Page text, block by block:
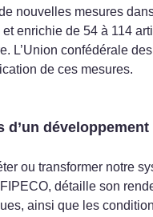
nouvelles mesures
enrichie de 54 à 114
L’Union confédérale
de ces mesures.
développement
ou transformer notre
détaille son
ainsi que les